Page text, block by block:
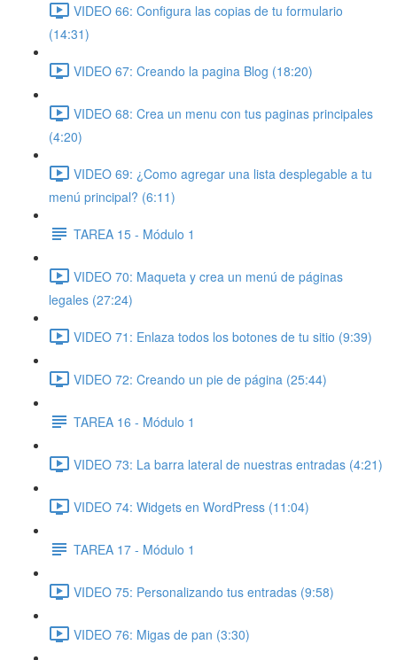
VIDEO 66: Configura las copias de tu formulario
(14:31)
VIDEO 67: Creando la pagina Blog (18:20)
VIDEO 68: Crea un menu con tus paginas principales
(4:20)
VIDEO 69: ¿Como agregar una lista desplegable a tu
menú principal? (6:11)
TAREA 15 - Módulo 1
VIDEO 70: Maqueta y crea un menú de páginas
legales (27:24)
VIDEO 71: Enlaza todos los botones de tu sitio (9:39)
VIDEO 72: Creando un pie de página (25:44)
TAREA 16 - Módulo 1
VIDEO 73: La barra lateral de nuestras entradas (4:21)
VIDEO 74: Widgets en WordPress (11:04)
TAREA 17 - Módulo 1
VIDEO 75: Personalizando tus entradas (9:58)
VIDEO 76: Migas de pan (3:30)